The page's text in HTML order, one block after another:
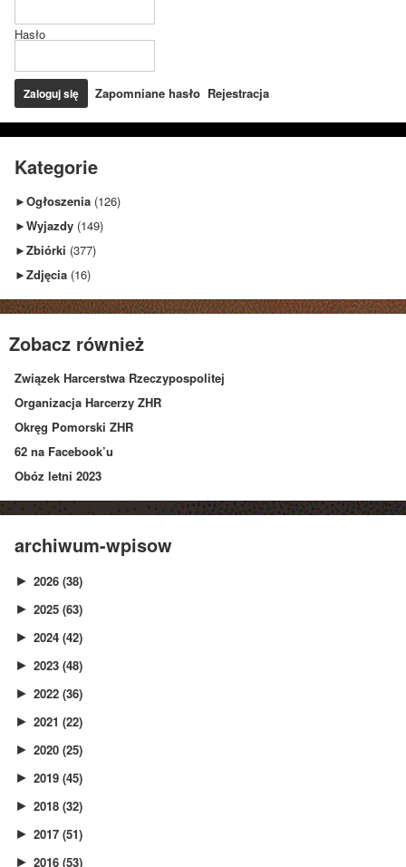
Hasło
Zapomniane hasło Rejestracja
Kategorie
►Ogłoszenia (126)
►Wyjazdy (149)
►Zbiórki (377)
►Zdjęcia (16)
Zobacz również
Związek Harcerstwa Rzeczypospolitej
Organizacja Harcerzy ZHR
Okręg Pomorski ZHR
62 na Facebook’u
Obóz letni 2023
archiwum-wpisow
► 2026 (38)
► 2025 (63)
► 2024 (42)
► 2023 (48)
► 2022 (36)
► 2021 (22)
► 2020 (25)
► 2019 (45)
► 2018 (32)
► 2017 (51)
► 2016 (53)